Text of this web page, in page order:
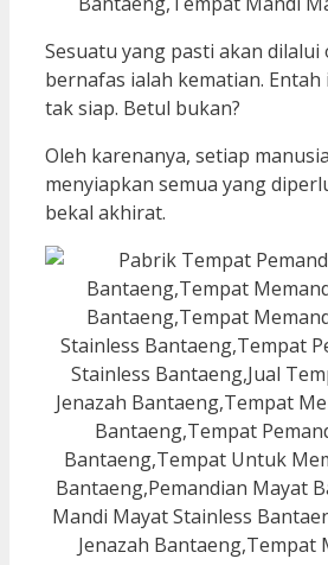
Sesuatu yang pasti akan
bernafas ialah kematian. Entah
tak siap. Betul bukan?
Oleh karenanya, setiap
menyiapkan semua yang
bekal akhirat.